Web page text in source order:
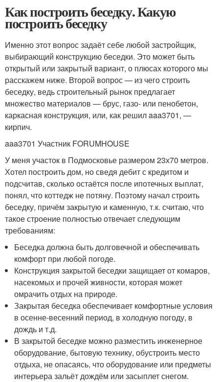
Как построить беседку. Какую
построить беседку
Именно этот вопрос задаёт себе любой застройщик,
выбирающий конструкцию беседки. Это может быть
открытый или закрытый вариант, о плюсах которого мы
расскажем ниже. Второй вопрос — из чего строить
беседку, ведь строительный рынок предлагает
множество материалов — брус, газо- или пенобетон,
каркасная конструкция, или, как решил aaa3701, —
кирпич.
aaa3701 Участник FORUMHOUSE
У меня участок в Подмосковье размером 23х70 метров.
Хотел построить дом, но сведя дебит с кредитом и
подсчитав, сколько остаётся после ипотечных выплат,
понял, что коттедж не потяну. Поэтому начал строить
беседку, причём закрытую и каменную, т.к. считаю, что
такое строение полностью отвечает следующим
требованиям:
Беседка должна быть долговечной и обеспечивать
комфорт при любой погоде.
Конструкция закрытой беседки защищает от комаров,
насекомых и прочей живности, которая может
омрачить отдых на природе.
Закрытая беседка обеспечивает комфортные условия
в осенне-весенний период, в холодную погоду, в
дождь и т.д.
В закрытой беседке можно разместить инженерное
оборудование, бытовую технику, обустроить место
отдыха, не опасаясь, что оборудование или предметы
интерьера зальёт дождём или засыплет снегом.